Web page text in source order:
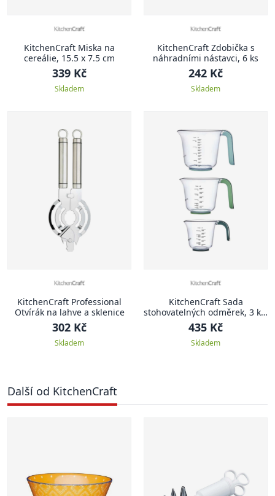
KitchenCraft Miska na
cereálie, 15.5 x 7.5 cm
339 Kč
Skladem
KitchenCraft Zdobička s
náhradními nástavci, 6 ks
242 Kč
Skladem
KitchenCraft Professional
Otvírák na lahve a sklenice
302 Kč
Skladem
KitchenCraft Sada
stohovatelných odměrek, 3 ks,
zelená
435 Kč
Skladem
Další od KitchenCraft